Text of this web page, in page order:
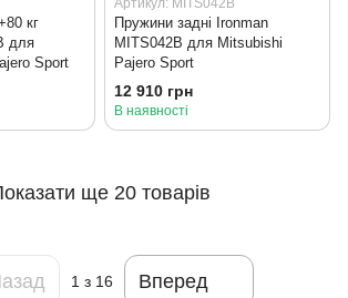
кг
для
Sport
Артикул: MITS042B
Пружини задні Ironman
MITS042B для Mitsubishi
Pajero Sport
12 910 грн
В наявності
ще 20 товарів
1 з 16 Вперед